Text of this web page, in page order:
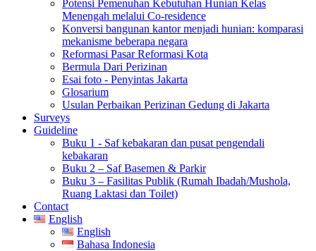
Potensi Pemenuhan Kebutuhan Hunian Kelas
Menengah melalui Co-residence
Konversi bangunan kantor menjadi hunian: komparasi
mekanisme beberapa negara
Reformasi Pasar Reformasi Kota
Bermula Dari Perizinan
Esai foto - Penyintas Jakarta
Glosarium
Usulan Perbaikan Perizinan Gedung di Jakarta
Surveys
Guideline
Buku 1 - Saf kebakaran dan pusat pengendali
kebakaran
Buku 2 – Saf Basemen & Parkir
Buku 3 – Fasilitas Publik (Rumah Ibadah/Mushola,
Ruang Laktasi dan Toilet)
Contact
English
English
Bahasa Indonesia